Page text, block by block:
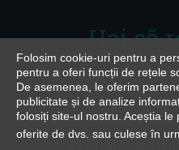
Hai să
Folosim cookie-uri pentru a
pentru a oferi funcții de rețele
De asemenea, le oferim
publicitate și de analize
folosiți site-ul nostru. Aceștia
oferite de dvs. sau culese în